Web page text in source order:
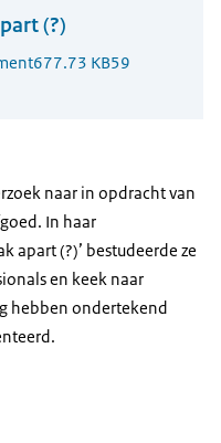
(?)
677.73 KB59
naar in opdracht van
In haar
apart (?)’ bestudeerde ze
en keek naar
hebben ondertekend